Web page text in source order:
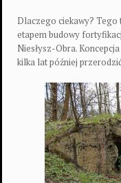
Dlaczego ciekawy? Tego
etapem budowy
Niesłysz-Obra.
kilka lat później